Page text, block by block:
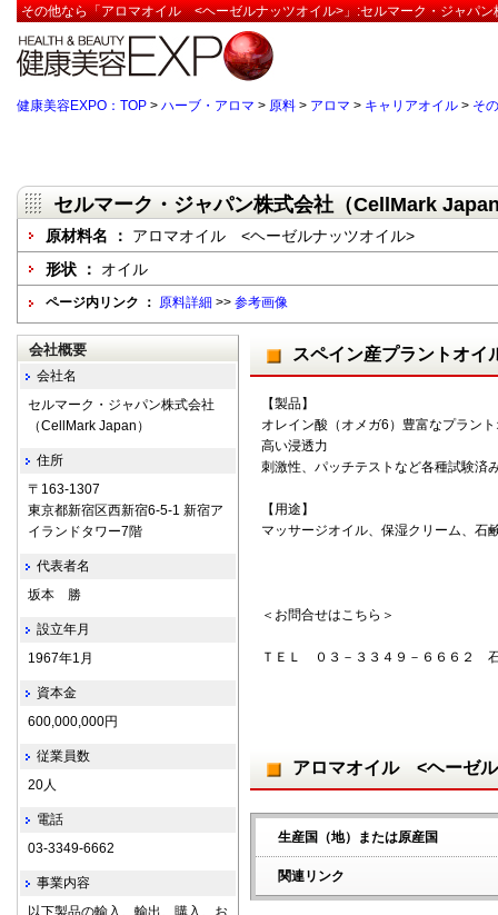
その他なら「アロマオイル <ヘーゼルナッツオイル>」:セルマーク・ジャパ
健康美容EXPO：TOP > ハーブ・アロマ > 原料 > アロマ > キャリアオイル > そ
セルマーク・ジャパン株式会社（CellMark
原材料名 ： アロマオイル <ヘーゼルナッツオイル>
形状 ： オイル
ページ内リンク ： 原料詳細 >> 参考画像
スペイン産プラントオイ
【製品】
オレイン酸（オメガ6）豊富なプラン
高い浸透力
刺激性、パッチテストなど各種試験済
【用途】
マッサージオイル、保湿クリーム、石
＜お問合せはこちら＞
ＴＥＬ ０３－３３４９－６６６２
アロマオイル <ヘーゼ
生産国（地）または原産国
関連リンク
会社概要
会社名
セルマーク・ジャパン株式会社
（CellMark Japan）
住所
〒163-1307
東京都新宿区西新宿6-5-1 新宿ア
イランドタワー7階
代表者名
坂本 勝
設立年月
1967年1月
資本金
600,000,000円
従業員数
20人
電話
03-3349-6662
事業内容
以下製品の輸入、輸出、購入、お